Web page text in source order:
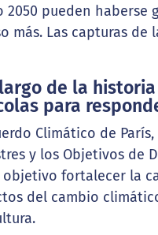
2050 pueden haberse
más. Las capturas de
de la
para
Climático de
y los Objetivos de
objetivo fortalecer la
del cambio